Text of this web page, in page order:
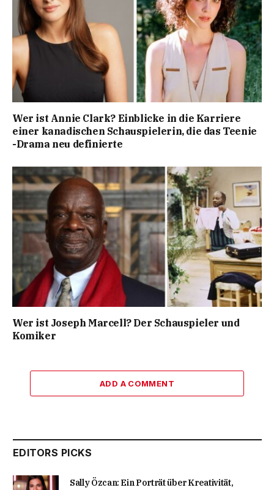
Wer ist Annie Clark? Einblicke in die Karriere
einer kanadischen Schauspielerin, die das Teenie
-Drama neu definierte
Wer ist Joseph Marcell? Der Schauspieler und
Komiker
ADD A COMMENT
EDITORS PICKS
Sally Özcan: Ein Porträt über Kreativität,